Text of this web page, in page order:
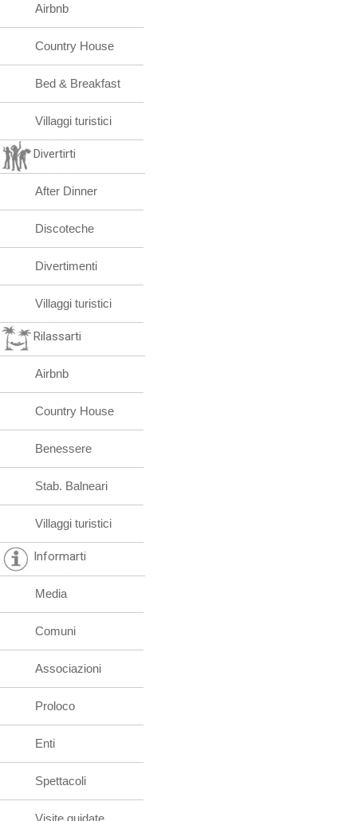
Airbnb
Country House
Bed & Breakfast
Villaggi turistici
Divertirti
After Dinner
Discoteche
Divertimenti
Villaggi turistici
Rilassarti
Airbnb
Country House
Benessere
Stab. Balneari
Villaggi turistici
Informarti
Media
Comuni
Associazioni
Proloco
Enti
Spettacoli
Visite guidate